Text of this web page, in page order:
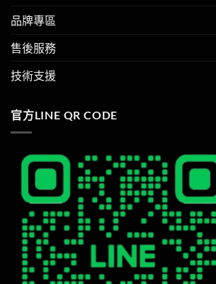
品牌專區
售後服務
技術支援
官方LINE QR CODE